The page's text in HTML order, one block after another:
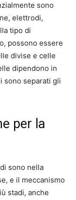
sono
elettrodi,
tipo di
possono essere
divise e celle
dipendono in
sono separati gli
per la
sono nella
e il meccanismo
stadi, anche